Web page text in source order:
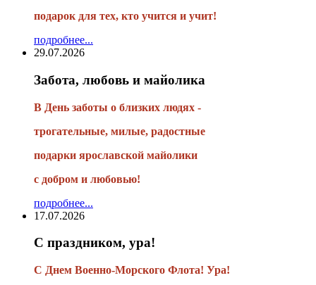
подарок для тех, кто учится и учит!
подробнее...
29.07.2026
Забота, любовь и майолика
В День заботы о близких людях -
трогательные, милые, радостные
подарки ярославской майолики
с добром и любовью!
подробнее...
17.07.2026
С праздником, ура!
С Днем Военно-Морского Флота! Ура!